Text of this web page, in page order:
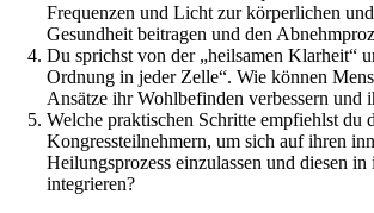
Frequenzen und Licht zur körperlichen
Gesundheit beitragen und den
Du sprichst von der „heilsamen Klarheit“
Ordnung in jeder Zelle“. Wie können
Ansätze ihr Wohlbefinden verbessern und
Welche praktischen Schritte empfiehlst du
Kongressteilnehmern, um sich auf ihren
Heilungsprozess einzulassen und diesen
integrieren?